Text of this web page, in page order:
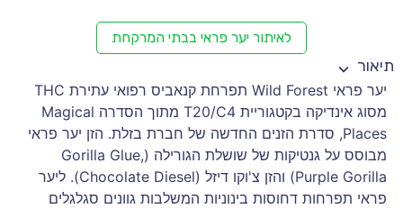
לאיתור יער פראי בבתי המרקחת
תיאור
יער פראי Wild Forest תפרחת קנאביס רפואי עתירת THC
מסוג אינדיקה בקטגוריית T20/C4 מתוך הסדרה Magical
Places, סדרת הזנים החדשה של חברת בזלת. הזן יער פראי
מבוסס על גנטיקות של שושלת הגורילה (Gorilla Glue,
Purple Gorilla) והזן צ'וקו דיזל (Chocolate Diesel). ליער
פראי תפרחות דחוסות בינוניות המשלבות גוונים סגלגלים